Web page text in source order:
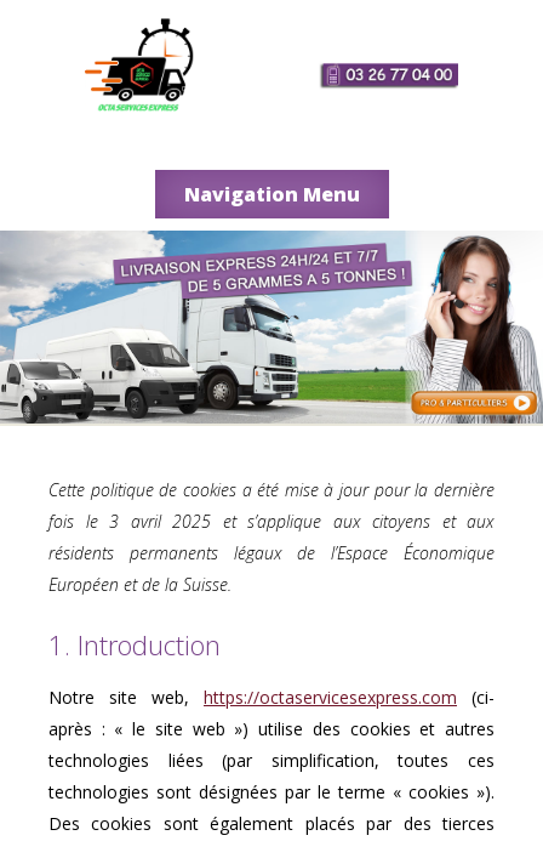
Navigation Menu
Cette politique de cookies a été mise à jour pour la dernière
fois le 3 avril 2025 et s’applique aux citoyens et aux
résidents permanents légaux de l’Espace Économique
Européen et de la Suisse.
1. Introduction
Notre site web, https://octaservicesexpress.com (ci-
après : « le site web ») utilise des cookies et autres
technologies liées (par simplification, toutes ces
technologies sont désignées par le terme « cookies »).
Des cookies sont également placés par des tierces